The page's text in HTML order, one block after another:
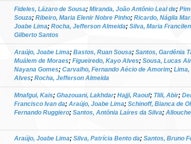
Fideles, Lázaro de Sousa; Miranda, João Antônio Leal de;
Souza; Ribeiro, Maria Elenir Nobre Pinho; Ricardo, Nágila
Joabe Lima; Rocha, Jefferson Almeida; Silva, Maria
Gilberto Santos
Araújo, Joabe Lima; Bastos, Ruan Sousa; Santos, Gardênia
Muálem de Moraes; Figueiredo, Kayo Alves; Sousa, Lucas
Nayana Gomes; Carvalho, Fernando Aécio de Amorim; Lima,
Alves; Rocha, Jefferson Almeida
Mnafgui, Kais; Ghazouani, Lakhdar; Hajji, Raouf; Tlili, Abir;
Francisco Ivan da; Araújo, Joabe Lima; Schinoff, Bianca de
Fernando Ruggiero; Santos, Antônia Laíres da Silva;
Araújo, Joabe Lima; Silva, Patrícia Bento da; Santos, Bruno